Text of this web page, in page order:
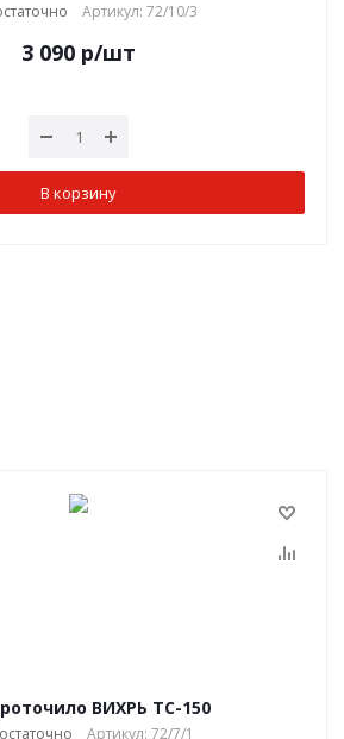
Артикул: 72/10/3
3 090 р/шт
В корзину
ВИХРЬ ТС-150
Артикул: 72/7/1